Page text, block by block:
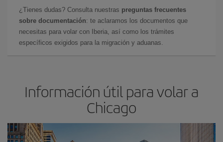
¿Tienes dudas? Consulta nuestras preguntas frecuentes
sobre documentación: te aclaramos los documentos que
necesitas para volar con Iberia, así como los trámites
específicos exigidos para la migración y aduanas.
Información útil para volar a
Chicago